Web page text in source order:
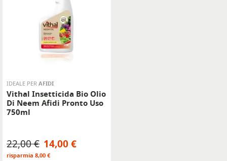
IDEALE PERAFIDI
Vithal Insetticida Bio Olio
Di Neem Afidi Pronto Uso
750ml
Prezzo base
22,00 € Prezzo
14,00 €
risparmia 8,00 €